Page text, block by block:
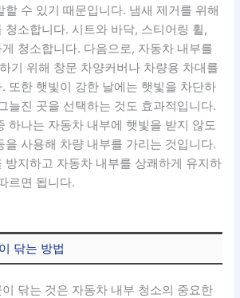
할 수 있기 때문입니다. 냄새 제거를 위해
청소합니다. 시트와 바닥, 스티어링 휠,
청소합니다. 다음으로, 자동차 내부를
기 위해 창문 차양커버나 차량용 차대를
또한 햇빛이 강한 날에는 햇빛을 차단하
늘진 곳을 선택하는 것도 효과적입니다.
하나는 자동차 내부에 햇빛을 받지 않도
을 사용해 차량 내부를 가리는 것입니다.
방지하고 자동차 내부를 상쾌하게 유지하
르면 됩니다.
닦는 방법
닦는 것은 자동차 내부 청소의 중요한